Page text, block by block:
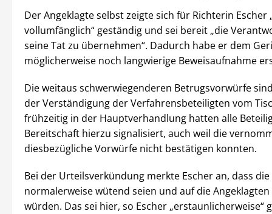
Der Angeklagte selbst zeigte sich für Richterin Escher
vollumfänglich“ geständig und sei bereit „die
seine Tat zu übernehmen“. Dadurch habe er dem
möglicherweise noch langwierige Beweisaufnahme
Die weitaus schwerwiegenderen Betrugsvorwürfe
der Verständigung der Verfahrensbeteiligten vom
frühzeitig in der Hauptverhandlung hatten alle
Bereitschaft hierzu signalisiert, auch weil die
diesbezügliche Vorwürfe nicht bestätigen konnten.
Bei der Urteilsverkündung merkte Escher an, dass
normalerweise wütend seien und auf die
würden. Das sei hier, so Escher „erstaunlicherweise“